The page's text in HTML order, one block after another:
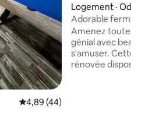
Note moyenne de 4,89 sur 5,
4,89 (44)
Logement · Odon
Adorable ferme à
Amenez toute la
génial avec
s'amuser. Cette
rénovée dispose